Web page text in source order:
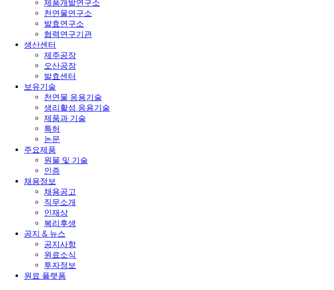
제품개발연구소
천연물연구소
발효연구소
협력연구기관
생산센터
제주공장
오산공장
발효센터
보유기술
천연물 응용기술
생리활성 응용기술
제품과 기술
특허
논문
주요제품
원물 및 기술
인증
채용정보
채용공고
직무소개
인재상
복리후생
공지 & 뉴스
공지사항
원료소식
투자정보
원료 플랫폼